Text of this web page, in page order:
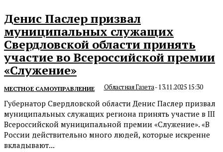
Денис Паслер призвал
муниципальных служащих
Свердловской области принять
участие во Всероссийской премии
«Служение»
МЕСТНОЕ САМОУПРАВЛЕНИЕ Областная Газета-13.11.2025 15:30
Губернатор Свердловской области Денис Паслер призвал
муниципальных служащих региона принять участие в III
Всероссийской муниципальной премии «Служение». «В
России действительно много людей, которые искренне
вкладывают...